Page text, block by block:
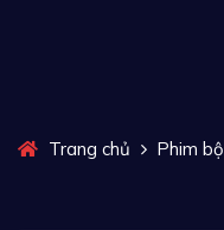
Trang chủ Phim bộ